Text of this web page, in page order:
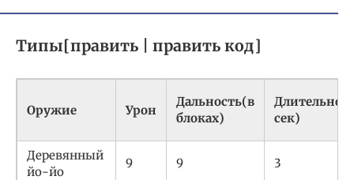
Типы[править | править код]
Оружие Урон
Дальность(в
блоках)
сек)
Деревянный
йо-йо
9 9 3